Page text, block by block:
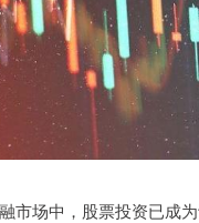
市场中，股票投资已成